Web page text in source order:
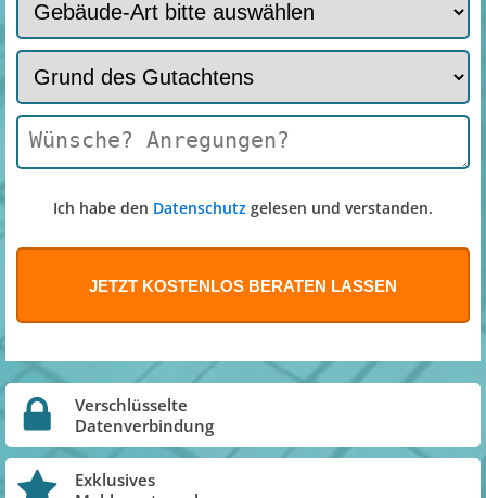
Ich habe den Datenschutz gelesen und verstanden.
Verschlüsselte
Datenverbindung
Exklusives